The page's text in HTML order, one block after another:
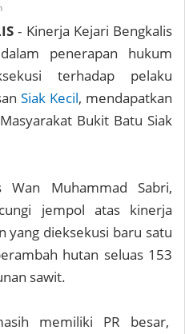
- Kinerja Kejari Bengkalis
penerapan hukum
terhadap pelaku
Siak Kecil, mendapatkan
Bukit Batu Siak
Muhammad Sabri,
jempol atas kinerja
yang dieksekusi baru satu
hutan seluas 153
sawit.
memiliki PR besar,